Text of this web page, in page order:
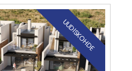
UUDISKOHDE